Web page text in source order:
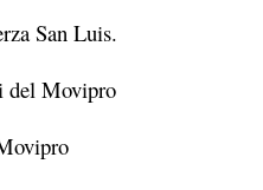
San Luis.
del Movipro